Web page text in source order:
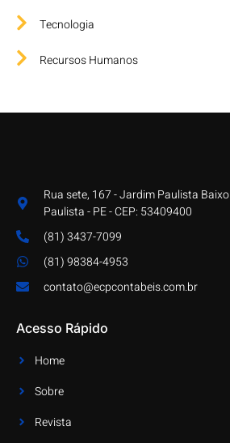
Tecnologia
Recursos Humanos
Rua sete, 167 - Jardim Paulista Baixo
Paulista - PE - CEP: 53409400
(81) 3437-7099
(81) 98384-4953
contato@ecpcontabeis.com.br
Acesso Rápido
Home
Sobre
Revista